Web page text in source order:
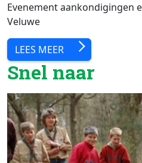
Evenement aankondigingen
Veluwe
LEES MEER
Snel naar